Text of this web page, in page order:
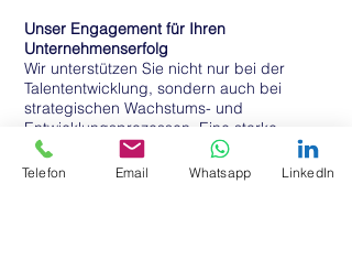
Unser Engagement für Ihren
Unternehmenserfolg
Wir unterstützen Sie nicht nur bei der
Talententwicklung, sondern auch bei
strategischen Wachstums- und
Entwicklungsprozessen. Eine starke
Arbeitgebermarke, geprägt durch die
Förderung und Wertschätzung von
Mitarbeiter-Talenten, ist essentiell für
Telefon Email Whatsapp LinkedIn